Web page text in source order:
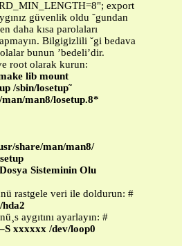
export
güvenlik oldu ˘gundan
daha kısa parolaları
Bilgigizlili ˘gi bedava
bunun ’bedeli’dir.
root olarak kurun:
lib mount
/sbin/losetup˜
man8/losetup.8*
share/man/man8/
Sisteminin Olu
rastgele veri ile doldurun: #
hda2
aygıtını ayarlayın: #
xxxxxx /dev/loop0